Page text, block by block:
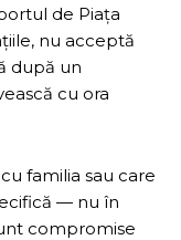
de Piața
nu acceptă
după un
cu ora
familia sau care
— nu în
compromise